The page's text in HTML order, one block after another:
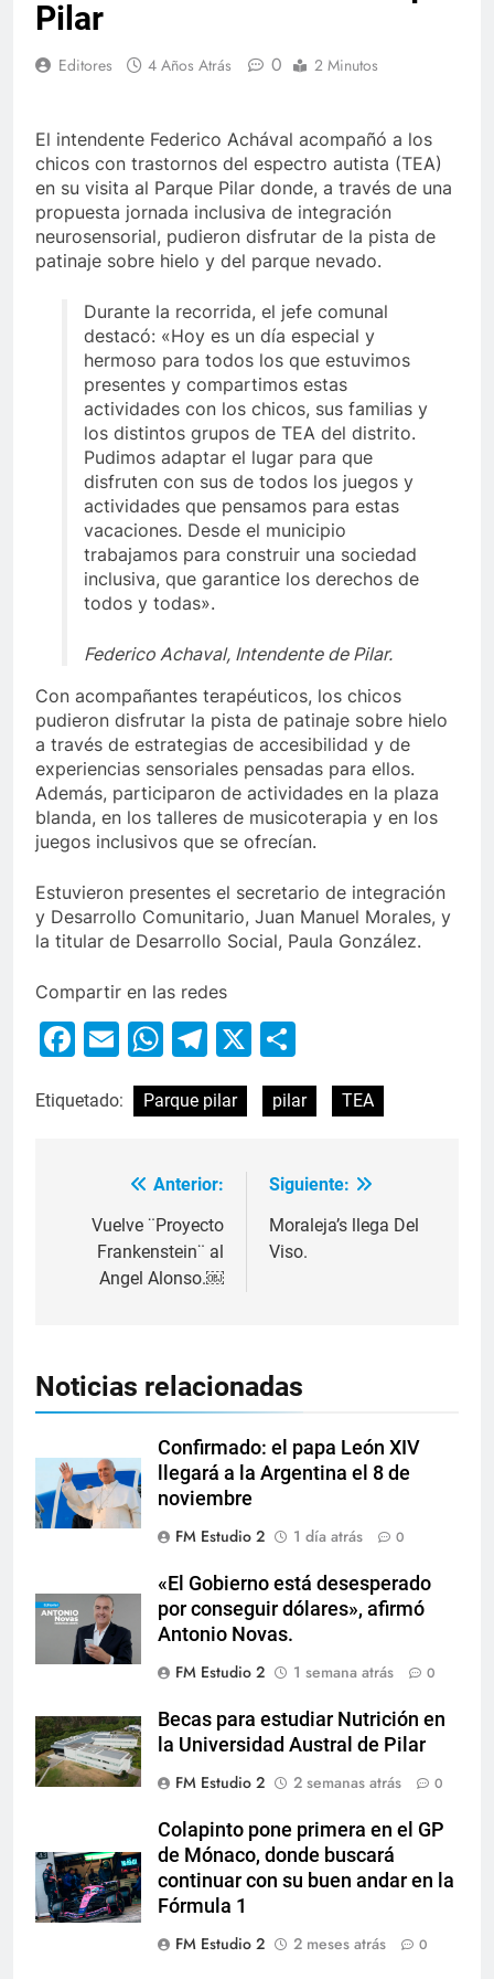
Pilar
Editores 4 Años Atrás 0 2 Minutos
El intendente Federico Achával acompañó a los
chicos con trastornos del espectro autista (TEA)
en su visita al Parque Pilar donde, a través de una
propuesta jornada inclusiva de integración
neurosensorial, pudieron disfrutar de la pista de
patinaje sobre hielo y del parque nevado.
Durante la recorrida, el jefe comunal
destacó: «Hoy es un día especial y
hermoso para todos los que estuvimos
presentes y compartimos estas
actividades con los chicos, sus familias y
los distintos grupos de TEA del distrito.
Pudimos adaptar el lugar para que
disfruten con sus de todos los juegos y
actividades que pensamos para estas
vacaciones. Desde el municipio
trabajamos para construir una sociedad
inclusiva, que garantice los derechos de
todos y todas».
Federico Achaval, Intendente de Pilar.
Con acompañantes terapéuticos, los chicos
pudieron disfrutar la pista de patinaje sobre hielo
a través de estrategias de accesibilidad y de
experiencias sensoriales pensadas para ellos.
Además, participaron de actividades en la plaza
blanda, en los talleres de musicoterapia y en los
juegos inclusivos que se ofrecían.
Estuvieron presentes el secretario de integración
y Desarrollo Comunitario, Juan Manuel Morales, y
la titular de Desarrollo Social, Paula González.
Compartir en las redes
Facebook
EmailWhatsApp
Telegram
X
Etiquetado: Parque pilar pilar TEA
Anterior:
Vuelve ¨Proyecto
Frankenstein¨ al
Angel Alonso.￼
Siguiente:
Moraleja’s llega Del
Viso.
Noticias relacionadas
Confirmado: el papa León XIV
llegará a la Argentina el 8 de
noviembre
FM Estudio 2
1 día atrás 0
«El Gobierno está desesperado
por conseguir dólares», afirmó
Antonio Novas.
FM Estudio 2
1 semana atrás 0
Becas para estudiar Nutrición en
la Universidad Austral de Pilar
FM Estudio 2
2 semanas atrás 0
Colapinto pone primera en el GP
de Mónaco, donde buscará
continuar con su buen andar en la
Fórmula 1
FM Estudio 2
2 meses atrás 0